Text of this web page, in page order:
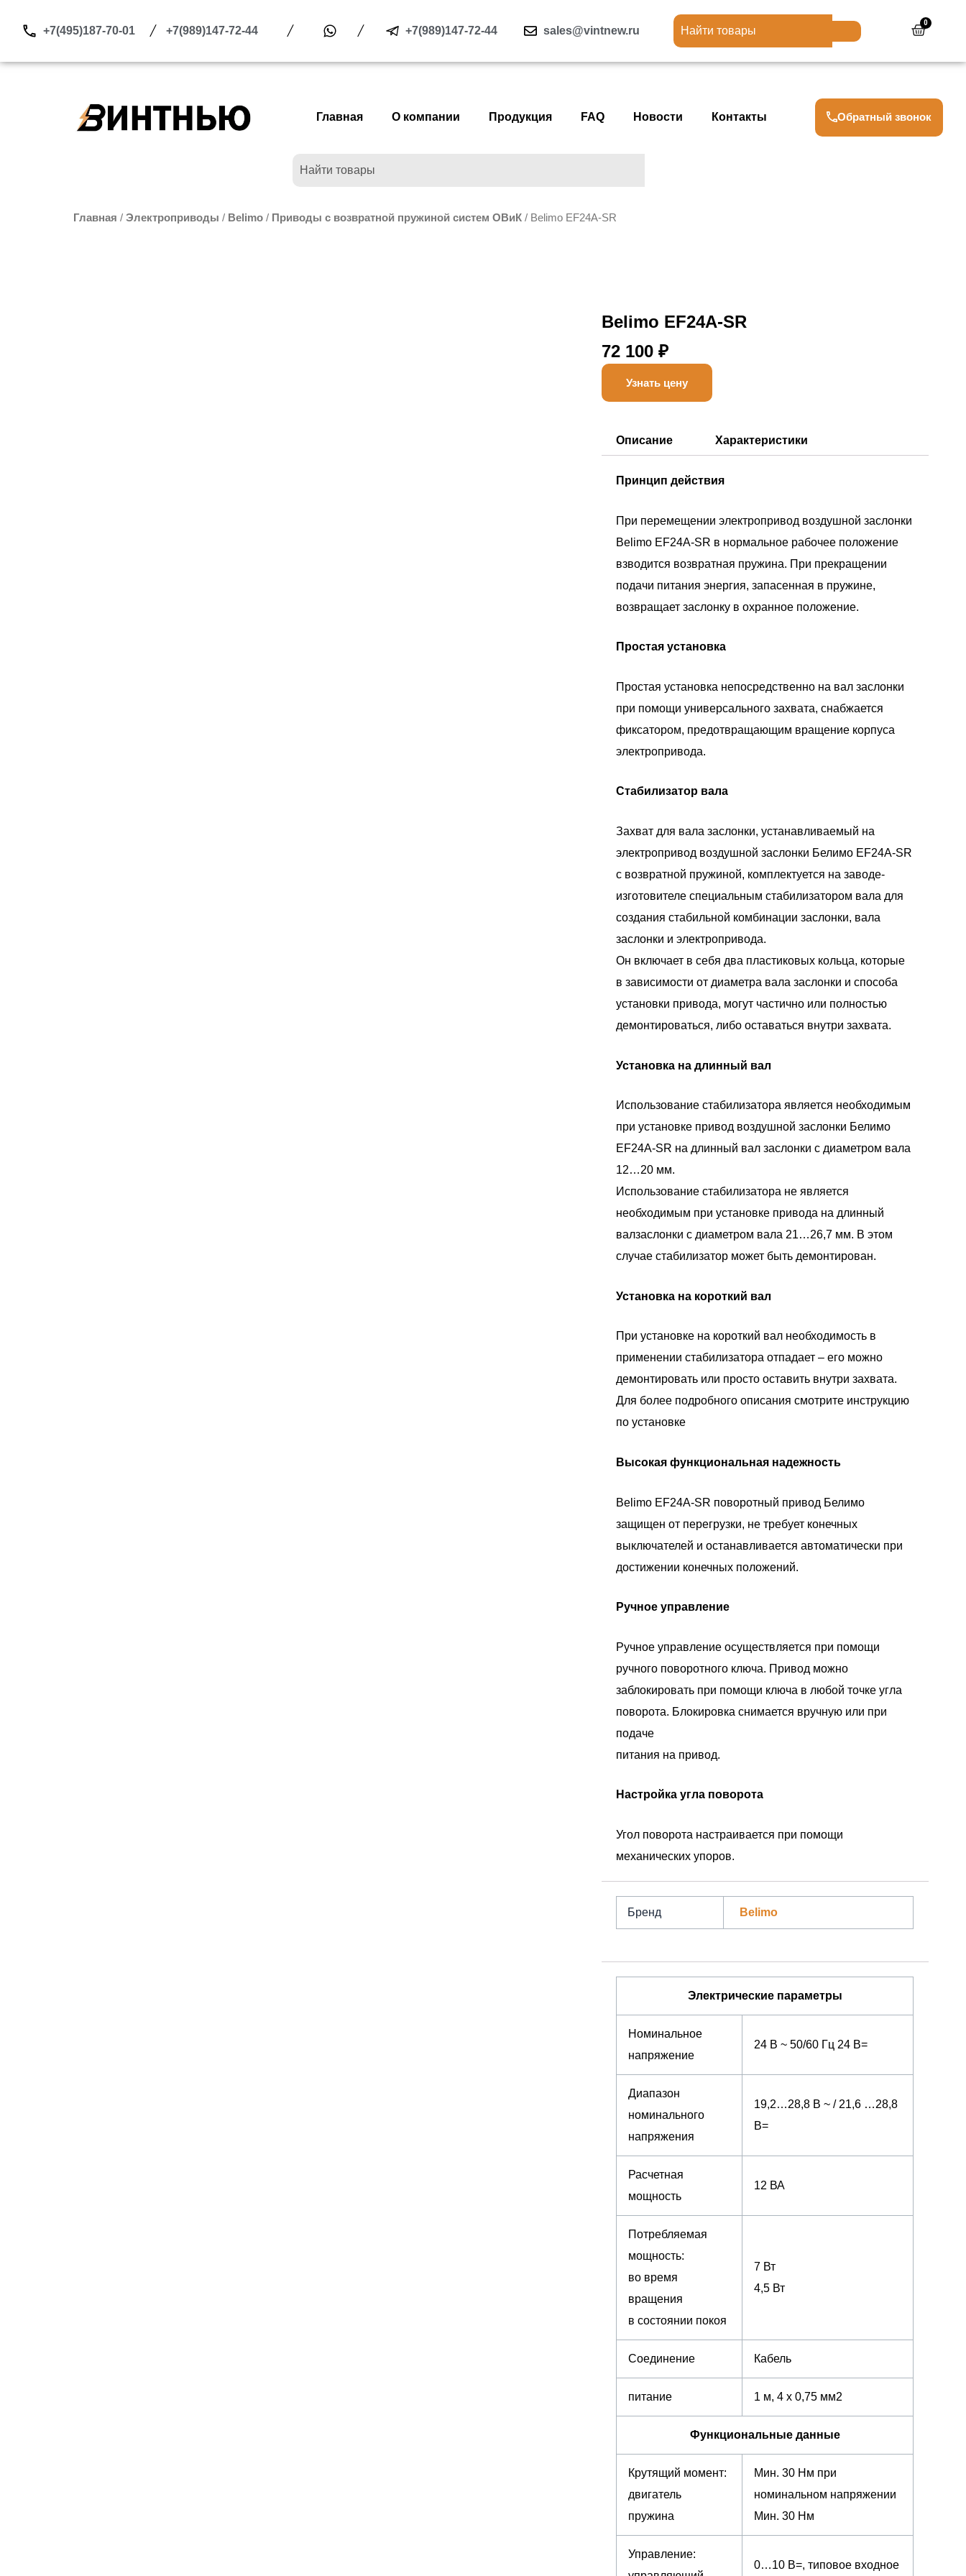
+7(495)187-70-01 +7(989)147-72-44 +7(989)147-72-44 sales@vintnew.ru
0Cart
Главная О компании Продукция FAQ Новости Контакты Обратный звонок
Главная / Электроприводы / Belimo / Приводы с возвратной пружиной систем ОВиК / Belimo EF24A-SR
Belimo EF24A-SR
72 100₽
Узнать цену
Описание Характеристики
Принцип действия
При перемещении электропривод воздушной заслонки
Belimo EF24A-SR в нормальное рабочее положение
взводится возвратная пружина. При прекращении
подачи питания энергия, запасенная в пружине,
возвращает заслонку в охранное положение.
Простая установка
Простая установка непосредственно на вал заслонки
при помощи универсального захвата, снабжается
фиксатором, предотвращающим вращение корпуса
электропривода.
Стабилизатор вала
Захват для вала заслонки, устанавливаемый на
электропривод воздушной заслонки Белимо EF24A-SR
с возвратной пружиной, комплектуется на заводе-
изготовителе специальным стабилизатором вала для
создания стабильной комбинации заслонки, вала
заслонки и электропривода.
Он включает в себя два пластиковых кольца, которые
в зависимости от диаметра вала заслонки и способа
установки привода, могут частично или полностью
демонтироваться, либо оставаться внутри захвата.
Установка на длинный вал
Использование стабилизатора является необходимым
при установке привод воздушной заслонки Белимо
EF24A-SR на длинный вал заслонки с диаметром вала
12…20 мм.
Использование стабилизатора не является
необходимым при установке привода на длинный
валзаслонки с диаметром вала 21…26,7 мм. В этом
случае стабилизатор может быть демонтирован.
Установка на короткий вал
При установке на короткий вал необходимость в
применении стабилизатора отпадает – его можно
демонтировать или просто оставить внутри захвата.
Для более подробного описания смотрите инструкцию
по установке
Высокая функциональная надежность
Belimo EF24A-SR поворотный привод Белимо
защищен от перегрузки, не требует конечных
выключателей и останавливается автоматически при
достижении конечных положений.
Ручное управление
Ручное управление осуществляется при помощи
ручного поворотного ключа. Привод можно
заблокировать при помощи ключа в любой точке угла
поворота. Блокировка снимается вручную или при
подаче
питания на привод.
Настройка угла поворота
Угол поворота настраивается при помощи
механических упоров.
Бренд Belimo
Электрические параметры
Номинальное
напряжение
24 В ~ 50/60 Гц 24 В=
Диапазон
номинального
напряжения
19,2…28,8 В ~ / 21,6 …28,8
В=
Расчетная
мощность
12 ВА
Потребляемая
мощность:
во время
вращения
в состоянии покоя
7 Вт
4,5 Вт
Соединение Кабель
питание 1 м, 4 x 0,75 мм2
Функциональные данные
Крутящий момент:
двигатель
пружина
Мин. 30 Нм при
номинальном напряжении
Мин. 30 Нм
Управление:
0…10 В=, типовое входное